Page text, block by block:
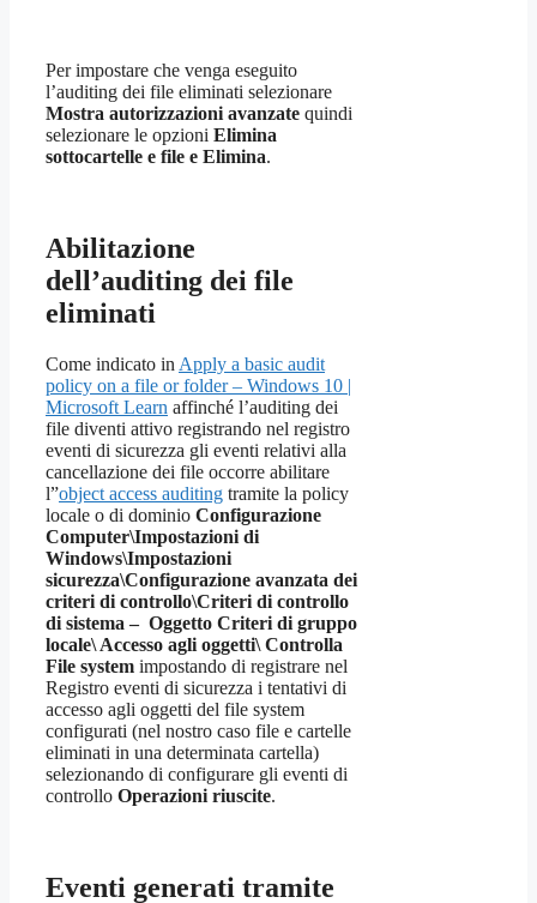
Per impostare che venga eseguito
l’auditing dei file eliminati selezionare
Mostra autorizzazioni avanzate quindi
selezionare le opzioni Elimina
sottocartelle e file e Elimina.
Abilitazione
dell’auditing dei file
eliminati
Come indicato in Apply a basic audit
policy on a file or folder – Windows 10 |
Microsoft Learn affinché l’auditing dei
file diventi attivo registrando nel registro
eventi di sicurezza gli eventi relativi alla
cancellazione dei file occorre abilitare
l”object access auditing tramite la policy
locale o di dominio Configurazione
Computer\Impostazioni di
Windows\Impostazioni
sicurezza\Configurazione avanzata dei
criteri di controllo\Criteri di controllo
di sistema – Oggetto Criteri di gruppo
locale\ Accesso agli oggetti\ Controlla
File system impostando di registrare nel
Registro eventi di sicurezza i tentativi di
accesso agli oggetti del file system
configurati (nel nostro caso file e cartelle
eliminati in una determinata cartella)
selezionando di configurare gli eventi di
controllo Operazioni riuscite.
Eventi generati tramite